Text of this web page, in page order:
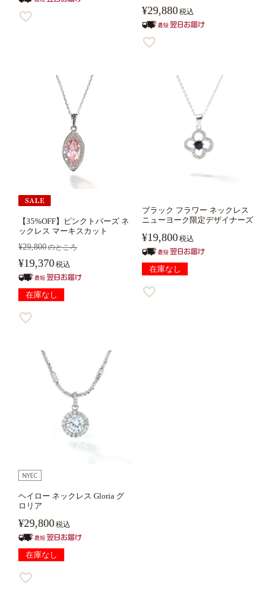
¥29,880税込
【35%OFF】ピンクトパーズ ネ
ックレス マーキスカット
¥29,800のところ
¥19,370税込
在庫なし
ブラック フラワー ネックレス
ニューヨーク限定デザイナーズ
¥19,800税込
在庫なし
ヘイロー ネックレス Gloria グ
ロリア
¥29,800税込
在庫なし